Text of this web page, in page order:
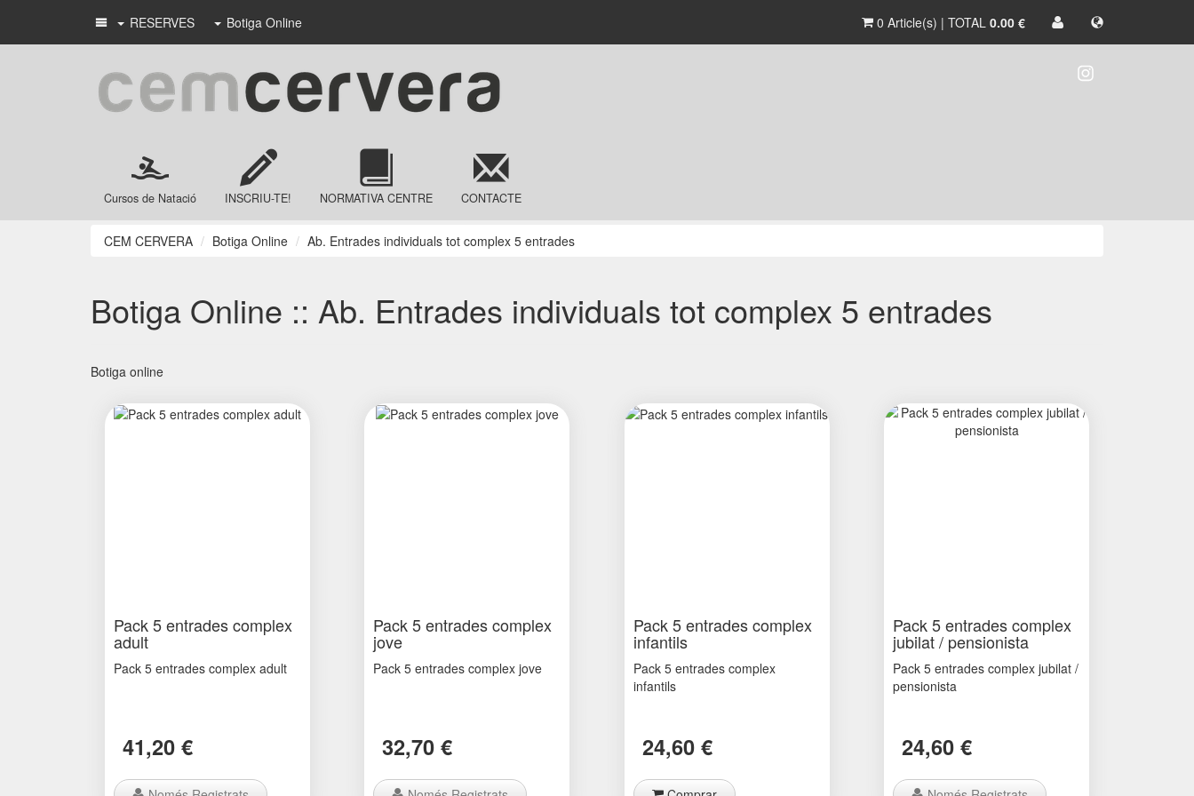
RESERVES Botiga Online 0 Article(s) | TOTAL 0.00 €
Cursos de Natació INSCRIU-TE! NORMATIVA CENTRE CONTACTE
CEM CERVERA Botiga Online Ab. Entrades individuals tot complex 5 entrades
Botiga Online :: Ab. Entrades individuals tot complex 5 entrades
Botiga online
Pack 5 entrades complex
adult
Pack 5 entrades complex adult
41,20 €
Pack 5 entrades complex
jove
Pack 5 entrades complex jove
32,70 €
Pack 5 entrades complex
infantils
Pack 5 entrades complex
infantils
24,60 €
Pack 5 entrades complex
jubilat / pensionista
Pack 5 entrades complex jubilat /
pensionista
24,60 €